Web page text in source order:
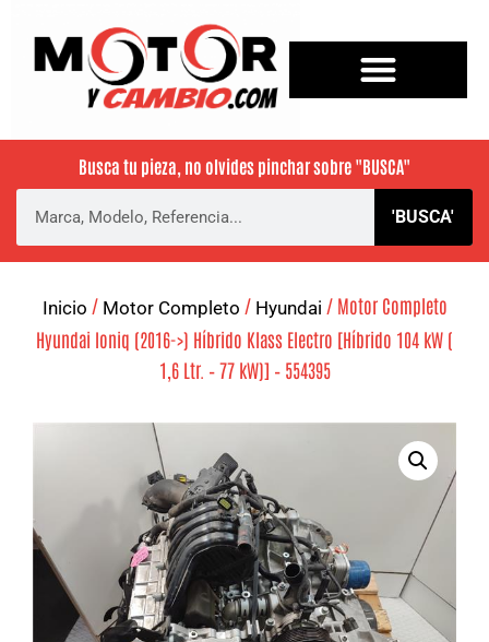
Busca tu pieza, no olvides pinchar sobre "BUSCA"
'BUSCA'
Inicio / Motor Completo / Hyundai / Motor Completo
Hyundai Ioniq (2016->) Híbrido Klass Electro [Híbrido 104 kW (
1,6 Ltr. – 77 kW)] – 554395